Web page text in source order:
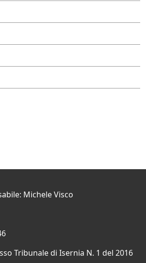
Michele Visco
Tribunale di Isernia N. 1 del 2016